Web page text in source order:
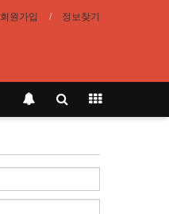
회원가입 정보찾기